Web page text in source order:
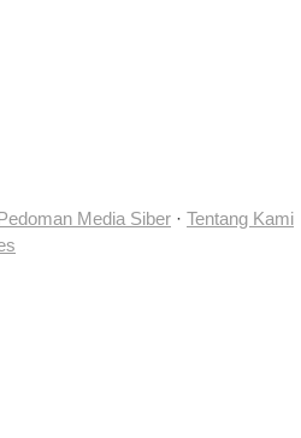
Media Siber · Tentang Kami